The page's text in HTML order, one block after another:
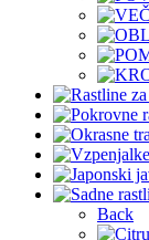
Back